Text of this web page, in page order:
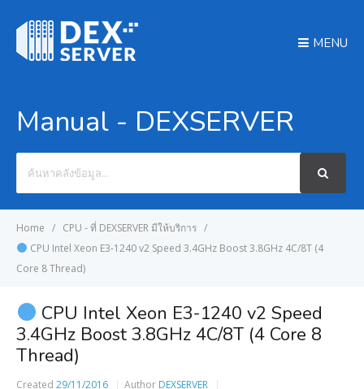
MENU
Manual - DEXSERVER
For
Home
CPU - ที่ DEXSERVER มีให้บริการ
CPU Intel Xeon E3-1240 v2 Speed 3.4GHz Boost 3.8GHz 4C/8T (4
Core 8 Thread)
CPU Intel Xeon E3-1240 v2 Speed
3.4GHz Boost 3.8GHz 4C/8T (4 Core 8
Thread)
Created 29/11/2016 Author DEXSERVER